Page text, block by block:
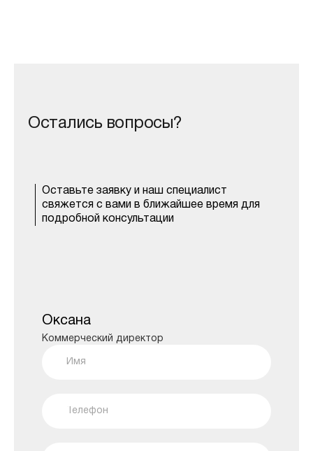
Остались вопросы?
Оставьте заявку и наш специалист
свяжется с вами в ближайшее время для
подробной консультации
Оксана
Коммерческий директор